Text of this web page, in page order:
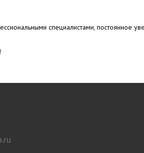
специалистами, постоянное